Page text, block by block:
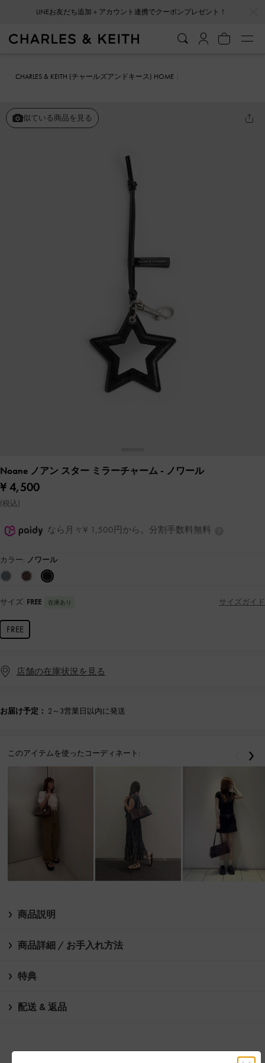
LINEお友だち追加＋アカウント連携でクーポンプレゼント！
CHARLES & KEITH (チャールズアンドキース) HOME
似ている商品を見る
Noane ノアン スター ミラーチャーム - ノワール
¥ 4,500
(税込)
なら月々¥ 1,500円から。分割手数料無料
カラー: ノワール
サイズ: FREE 在庫あり サイズガイド
FREE
店舗の在庫状況を見る
お届け予定： 2～3営業日以内に発送
このアイテムを使ったコーディネート: 戻る
商品説明
商品詳細 / お手入れ方法
特典
配送 & 返品